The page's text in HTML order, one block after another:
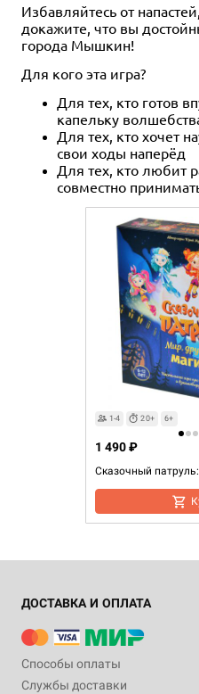
Избавляйтесь от
докажите, что вы
города Мышкин!
Для кого эта игра?
Для тех, кто готов
капельку
Для тех, кто хочет
свои ходы наперёд
Для тех, кто любит
совместно
1-4 20+ 6+
Сказочный
1 490 ₽
ДОСТАВКА И ОПЛАТА
Способы оплаты
Службы доставки